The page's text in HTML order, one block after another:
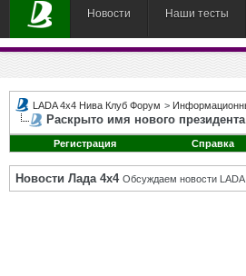
Новости Наши тесты
LADA 4x4 Нива Клуб Форум >
Раскрыто имя нового
Регистрация Справка
Новости Лада 4х4 Обсуждаем новости